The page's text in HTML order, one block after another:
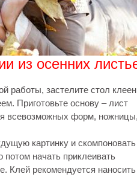
из осенних
работы, застелите стол
Приготовьте основу – лист
всевозможных форм,
картинку и
начать приклеивать
Клей рекомендуется